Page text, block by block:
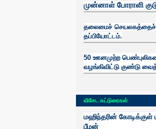
முன்னாள் போராளி
தலைமைச் செயலகத்தைச்
தப்பியோட்டம்.
50 ஊனமுற்ற
வழங்கிவிட்டு குண்டு
விசேட கட்டுரைகள்
மஹிந்தரின் கோடிக்குள்
பீமன்